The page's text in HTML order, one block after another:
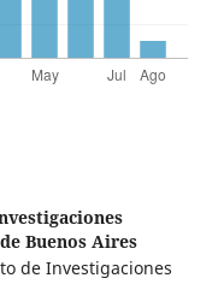
Buenos Aires
de Investigaciones